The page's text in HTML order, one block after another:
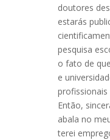
doutores
estarás
pesquisa
o fato de
e
profissionais
Então,
abala no
terei